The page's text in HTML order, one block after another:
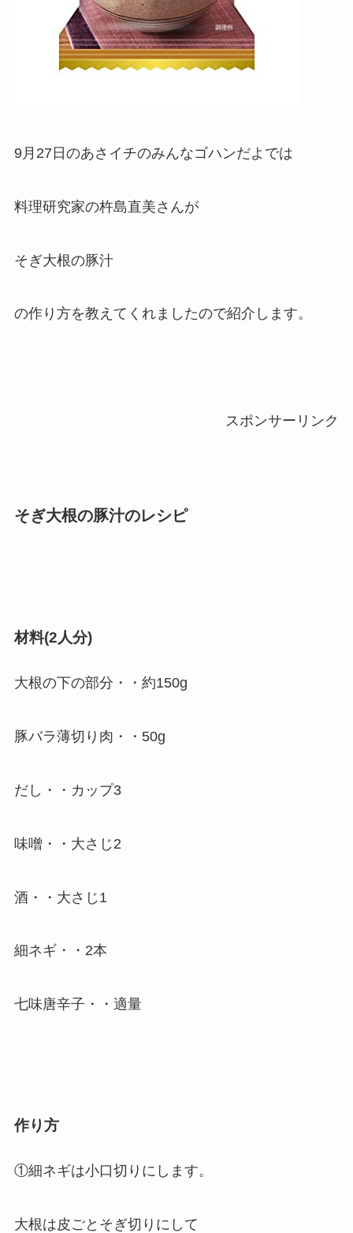
9月27日のあさイチのみんなゴハンだよでは
料理研究家の杵島直美さんが
そぎ大根の豚汁
の作り方を教えてくれましたので紹介します。
スポンサーリンク
そぎ大根の豚汁のレシピ
材料(2人分)
大根の下の部分・・約150g
豚バラ薄切り肉・・50g
だし・・カップ3
味噌・・大さじ2
酒・・大さじ1
細ネギ・・2本
七味唐辛子・・適量
作り方
①細ネギは小口切りにします。
大根は皮ごとそぎ切りにして